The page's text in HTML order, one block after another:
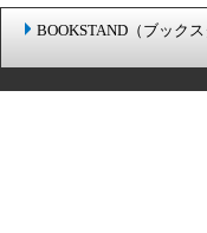
BOOKSTAND（ブック